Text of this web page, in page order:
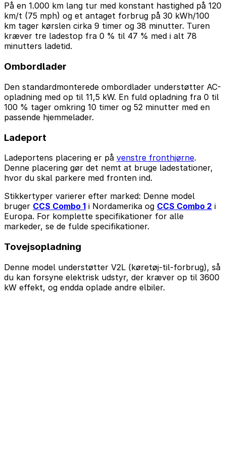
På en 1.000 km lang tur med konstant hastighed på 120
km/t (75 mph) og et antaget forbrug på 30 kWh/100
km tager kørslen cirka 9 timer og 38 minutter. Turen
kræver tre ladestop fra 0 % til 47 % med i alt 78
minutters ladetid.
Ombordlader
Den standardmonterede ombordlader understøtter AC-
opladning med op til 11,5 kW. En fuld opladning fra 0 til
100 % tager omkring 10 timer og 52 minutter med en
passende hjemmelader.
Ladeport
Ladeportens placering er på venstre fronthjørne.
Denne placering gør det nemt at bruge ladestationer,
hvor du skal parkere med fronten ind.
Stikkertyper varierer efter marked: Denne model
bruger CCS Combo 1 i Nordamerika og CCS Combo 2 i
Europa. For komplette specifikationer for alle
markeder, se de fulde specifikationer.
Tovejsopladning
Denne model understøtter V2L (køretøj-til-forbrug), så
du kan forsyne elektrisk udstyr, der kræver op til 3600
kW effekt, og endda oplade andre elbiler.